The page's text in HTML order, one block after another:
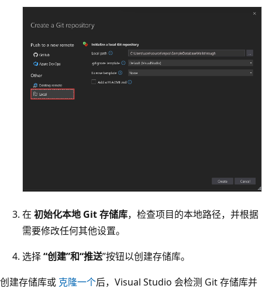
在 初始化本地 Git 存储库，检查项目的本地路径，并根据
需要修改任何其他设置。
选择“创建”和“推送”按钮以创建存储库。
创建存储库或 克隆一个后，Visual Studio 会检测 Git 存储库并